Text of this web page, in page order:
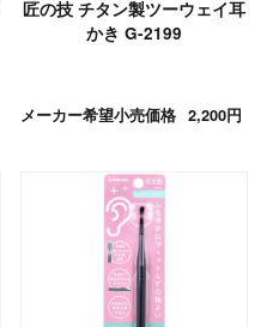
匠の技 チタン製ツーウェイ耳
かき G-2199
メーカー希望小売価格 2,200円